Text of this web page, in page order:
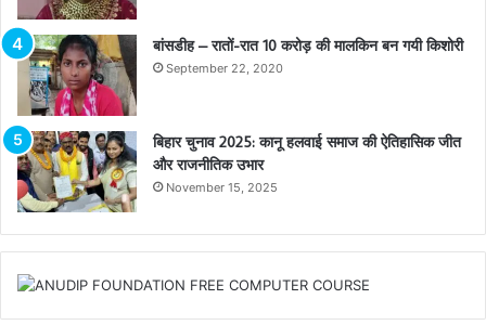
बांसडीह – रातों-रात 10 करोड़ की मालकिन बन गयी किशोरी
September 22, 2020
बिहार चुनाव 2025: कानू हलवाई समाज की ऐतिहासिक जीत
और राजनीतिक उभार
November 15, 2025